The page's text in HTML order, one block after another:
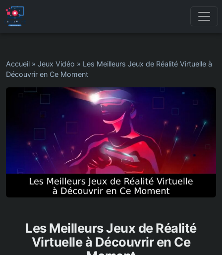
Accueil » Jeux Vidéo » Les Meilleurs Jeux de Réalité Virtuelle à
Découvrir en Ce Moment
Les Meilleurs Jeux de Réalité
Virtuelle à Découvrir en Ce